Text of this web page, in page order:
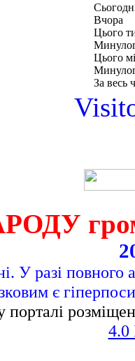
Вчора
Цього
Цього
За весь
У разі повного
є
4.0